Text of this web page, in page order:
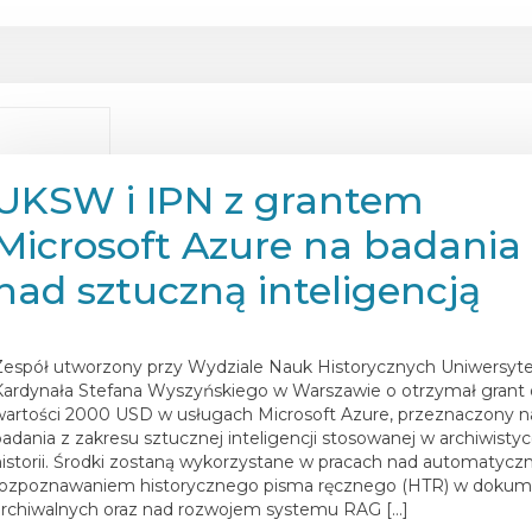
i IPN z grantem
Azure na badania
sztuczną inteligencją
utworzony przy Wydziale Nauk Historycznych
Stefana Wyszyńskiego w Warszawie o otrzymał grant
2000 USD w usługach Microsoft Azure, przeznaczony
z zakresu sztucznej inteligencji stosowanej w
Środki zostaną wykorzystane w pracach nad
historycznego pisma ręcznego (HTR) w
oraz nad rozwojem systemu RAG […]